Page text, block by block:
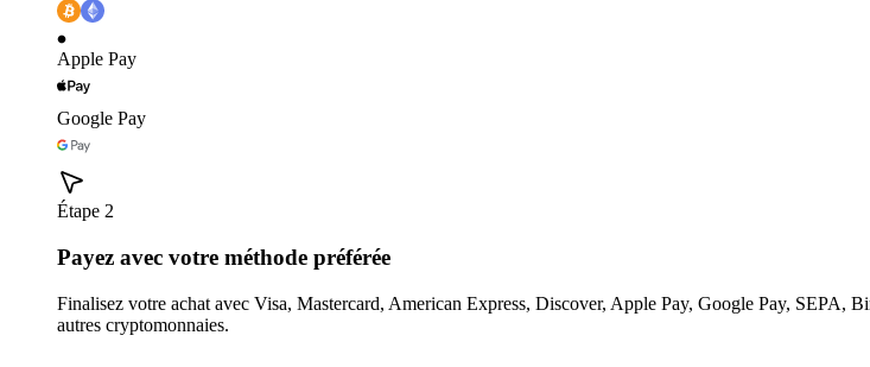
Apple Pay
Google Pay
Étape 2
Payez avec votre méthode préférée
Finalisez votre achat avec Visa, Mastercard, American Express, Discover, Apple Pay, Google Pay,
autres cryptomonnaies.